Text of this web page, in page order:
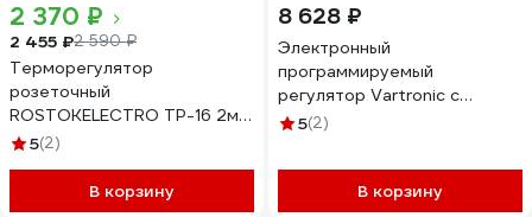
2 370 ₽
2 455 ₽2 590 ₽
Терморегулятор
розеточный
ROSTOKELECTRO ТР-16 2м
46-411
5(2)
В корзину
8 628 ₽
Электронный
программируемый
регулятор Vartronic с
сенсорным дисплеем
5(2)
В корзину